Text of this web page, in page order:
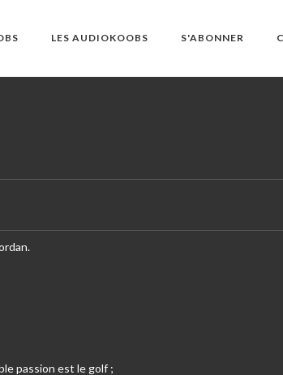
LES AUDIOKOOBS S'ABONNER
passion est le golf ;